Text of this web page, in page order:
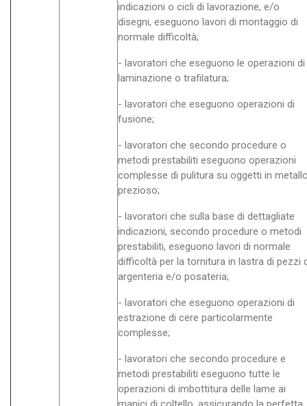
indicazioni o cicli di lavorazione, e/o
disegni, eseguono lavori di montaggio di
normale difficoltà;
- lavoratori che eseguono le operazioni di
laminazione o trafilatura;
- lavoratori che eseguono operazioni di
fusione;
- lavoratori che secondo procedure o
metodi prestabiliti eseguono operazioni
complesse di pulitura su oggetti in
prezioso;
- lavoratori che sulla base di dettagliate
indicazioni, secondo procedure o metodi
prestabiliti, eseguono lavori di normale
difficoltà per la tornitura in lastra di pezzi
argenteria e/o posateria;
- lavoratori che eseguono operazioni di
estrazione di cere particolarmente
complesse;
- lavoratori che secondo procedure e
metodi prestabiliti eseguono tutte le
operazioni di imbottitura delle lame ai